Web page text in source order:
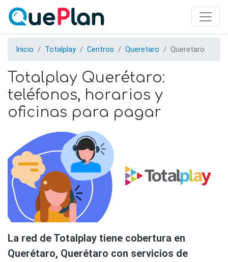
Inicio Totalplay Centros Queretaro Queretaro
Totalplay Querétaro:
teléfonos, horarios y
oficinas para pagar
La red de Totalplay tiene cobertura en
Querétaro, Querétaro con servicios de